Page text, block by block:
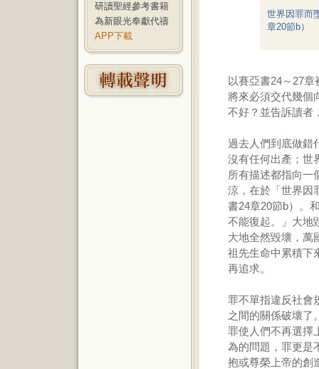
研讀聖經參考書籍
為新眼光奉獻代禱
APP下載
世界因罪而
章20節b）
以賽亞書24～27
將來必須交代幾個
不好？並告訴讀者
過去人們到底做錯
沒有任何出產；世
所有描述都指向一
涼，在於「世界因
書24章20節b）。
不能復起。」大地
大地全然毀壞，萬
祖先生命中累積下
再追求。
罪不單指違反社會
之間的關係破壞了
罪使人們不再選擇
為的問題，罪更是
抱或尊榮上帝的創